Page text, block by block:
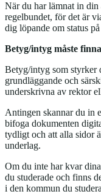
När du har lämnat in
regelbundet, för det är
dig löpande om status
Betyg/intyg måste
Betyg/intyg som styrker
grundläggande och
underskrivna av rektor
Antingen skannar du in
bifoga dokumenten
tydligt och att alla sidor
underlag.
Om du inte har kvar
du studerade och finns
i den kommun du